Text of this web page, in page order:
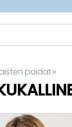
paidat‪»